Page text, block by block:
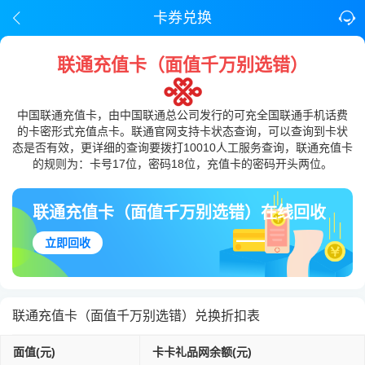
卡券兑换
联通充值卡（面值千万别选错）
中国联通充值卡，由中国联通总公司发行的可充全国联通手机话费
的卡密形式充值点卡。联通官网支持卡状态查询，可以查询到卡状
态是否有效，更详细的查询要拨打10010人工服务查询，联通充值卡
的规则为：卡号17位，密码18位，充值卡的密码开头两位。
联通充值卡（面值千万别选错）在线回收
立即回收
联通充值卡（面值千万别选错）兑换折扣表
面值(元) 卡卡礼品网余额(元)